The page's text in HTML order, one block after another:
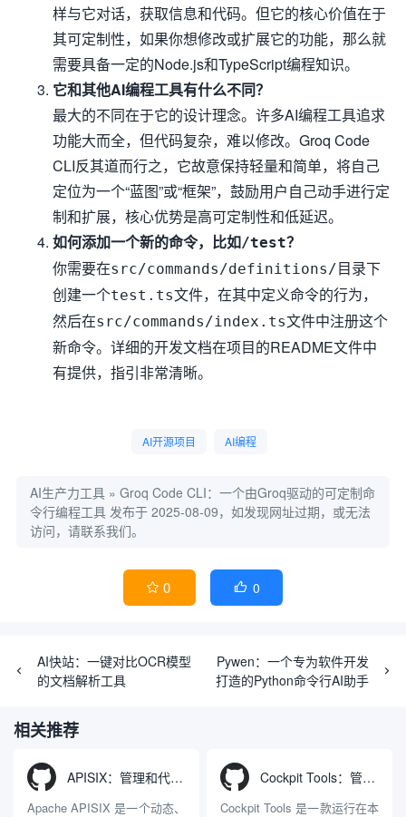
样与它对话，获取信息和代码。但它的核心价值在于
其可定制性，如果你想修改或扩展它的功能，那么就
需要具备一定的Node.js和TypeScript编程知识。
它和其他AI编程工具有什么不同？
最大的不同在于它的设计理念。许多AI编程工具追求
功能大而全，但代码复杂，难以修改。Groq Code
CLI反其道而行之，它故意保持轻量和简单，将自己
定位为一个“蓝图”或“框架”，鼓励用户自己动手进行定
制和扩展，核心优势是高可定制性和低延迟。
如何添加一个新的命令，比如/test？
你需要在src/commands/definitions/目录下
创建一个test.ts文件，在其中定义命令的行为，
然后在src/commands/index.ts文件中注册这个
新命令。详细的开发文档在项目的README文件中
有提供，指引非常清晰。
AI开源项目 AI编程
AI生产力工具 » Groq Code CLI：一个由Groq驱动的可定制命
令行编程工具 发布于 2025-08-09，如发现网址过期，或无法
访问，请联系我们。
 0  0
AI快站：一键对比OCR模型
的文档解析工具
Pywen：一个专为软件开发
打造的Python命令行AI助手
相关推荐
APISIX：管理和代理API及大模型流量的高性能网关
Apache APISIX 是一个动态、
Cockpit Tools：管理多个AI编程IDE账号与配置多开独立实例的本地桌面应用
Cockpit Tools 是一款运行在本